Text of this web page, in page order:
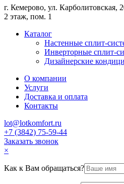
г. Кемерово, ул. Карболитовская,
2 этаж, пом. 1
Каталог
Настенные сплит-
Инверторные сплит-
Дизайнерские
О компании
Услуги
Доставка и оплата
Контакты
lot@lotkomfort.ru
+7 (3842) 75-59-44
Заказать звонок
×
Как к Вам обращаться?